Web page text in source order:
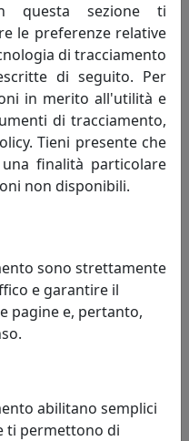
196,00 €
questa sezione ti
le preferenze relative
di tracciamento
di seguito. Per
in merito all'utilità e
di tracciamento,
Tieni presente che
finalità particolare
non disponibili.
sono strettamente
e garantire il
pagine e, pertanto,
abilitano semplici
ti permettono di